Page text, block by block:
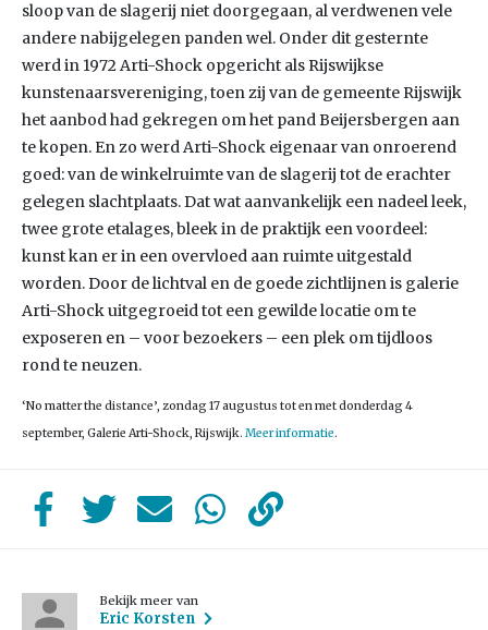
sloop van de slagerij niet doorgegaan, al verdwenen vele
andere nabijgelegen panden wel. Onder dit gesternte
werd in 1972 Arti-Shock opgericht als Rijswijkse
kunstenaarsvereniging, toen zij van de gemeente Rijswijk
het aanbod had gekregen om het pand Beijersbergen aan
te kopen. En zo werd Arti-Shock eigenaar van onroerend
goed: van de winkelruimte van de slagerij tot de erachter
gelegen slachtplaats. Dat wat aanvankelijk een nadeel leek,
twee grote etalages, bleek in de praktijk een voordeel:
kunst kan er in een overvloed aan ruimte uitgestald
worden. Door de lichtval en de goede zichtlijnen is galerie
Arti-Shock uitgegroeid tot een gewilde locatie om te
exposeren en – voor bezoekers – een plek om tijdloos
rond te neuzen.
‘No matter the distance’, zondag 17 augustus tot en met donderdag 4
september, Galerie Arti-Shock, Rijswijk. Meer informatie.
Bekijk meer van
Eric Korsten